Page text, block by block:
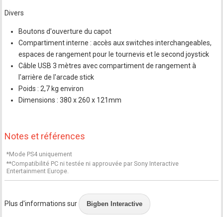
Divers
Boutons d'ouverture du capot
Compartiment interne : accès aux switches interchangeables,
espaces de rangement pour le tournevis et le second joystick
Câble USB 3 mètres avec compartiment de rangement à
l'arrière de l'arcade stick
Poids : 2,7 kg environ
Dimensions : 380 x 260 x 121mm
Notes et références
*Mode PS4 uniquement
**Compatibilité PC ni testée ni approuvée par Sony Interactive
Entertainment Europe.
Plus d'informations sur Bigben Interactive